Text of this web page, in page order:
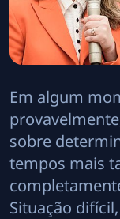
Em algum
sobre
tempos mais
Situação